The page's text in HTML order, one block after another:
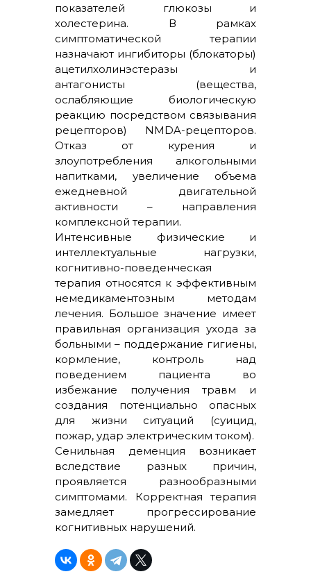
показателей глюкозы и
холестерина. В рамках
симптоматической терапии
назначают ингибиторы (блокаторы)
ацетилхолинэстеразы и
антагонисты (вещества,
ослабляющие биологическую
реакцию посредством связывания
рецепторов) NMDA-рецепторов.
Отказ от курения и
злоупотребления алкогольными
напитками, увеличение объема
ежедневной двигательной
активности – направления
комплексной терапии.
Интенсивные физические и
интеллектуальные нагрузки,
когнитивно-поведенческая
терапия относятся к эффективным
немедикаментозным методам
лечения. Большое значение имеет
правильная организация ухода за
больными – поддержание гигиены,
кормление, контроль над
поведением пациента во
избежание получения травм и
создания потенциально опасных
для жизни ситуаций (суицид,
пожар, удар электрическим током).
Сенильная деменция возникает
вследствие разных причин,
проявляется разнообразными
симптомами. Корректная терапия
замедляет прогрессирование
когнитивных нарушений.